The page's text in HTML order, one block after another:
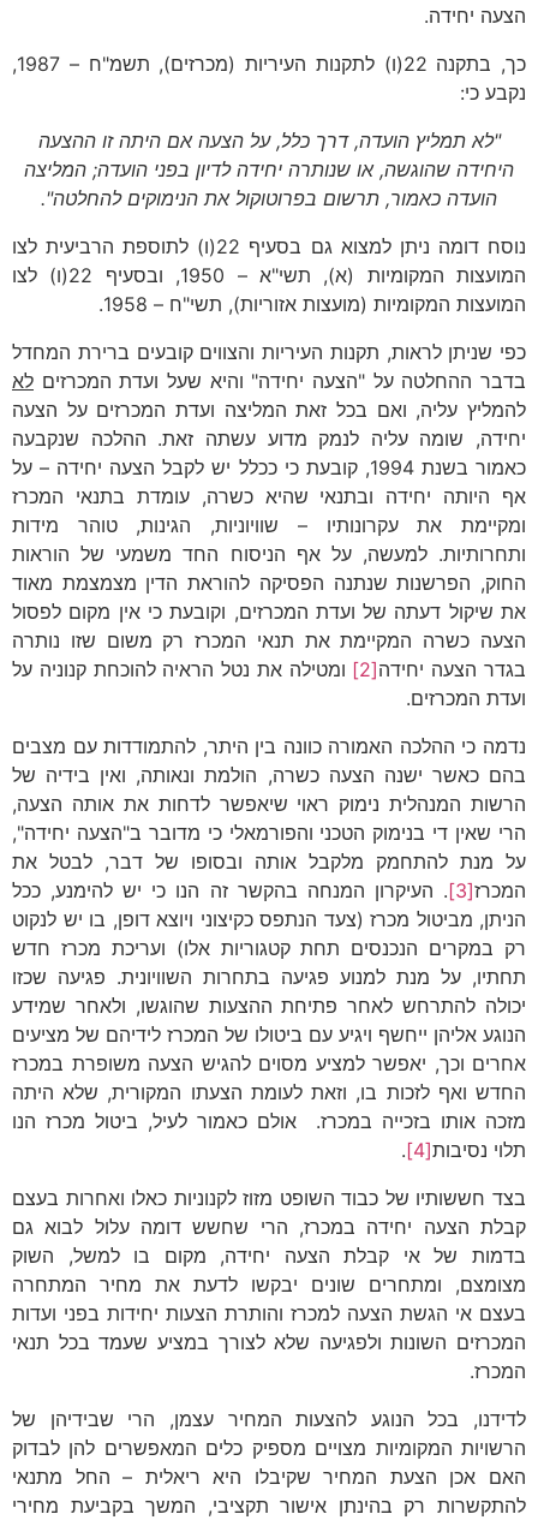
הצעה יחידה.
כך, בתקנה 22(ו) לתקנות העיריות (מכרזים), תשמ"ח – 1987,
נקבע כי:
"לא תמליץ הועדה, דרך כלל, על הצעה אם היתה זו ההצעה
היחידה שהוגשה, או שנותרה יחידה לדיון בפני הועדה; המליצה
הועדה כאמור, תרשום בפרוטוקול את הנימוקים להחלטה".
נוסח דומה ניתן למצוא גם בסעיף 22(ו) לתוספת הרביעית לצו
המועצות המקומיות (א), תשי"א – 1950, ובסעיף 22(ו) לצו
המועצות המקומיות (מועצות אזוריות), תשי"ח – 1958.
כפי שניתן לראות, תקנות העיריות והצווים קובעים ברירת המחדל
בדבר ההחלטה על "הצעה יחידה" והיא שעל ועדת המכרזים לא
להמליץ עליה, ואם בכל זאת המליצה ועדת המכרזים על הצעה
יחידה, שומה עליה לנמק מדוע עשתה זאת. ההלכה שנקבעה
כאמור בשנת 1994, קובעת כי ככלל יש לקבל הצעה יחידה – על
אף היותה יחידה ובתנאי שהיא כשרה, עומדת בתנאי המכרז
ומקיימת את עקרונותיו – שוויוניות, הגינות, טוהר מידות
ותחרותיות. למעשה, על אף הניסוח החד משמעי של הוראות
החוק, הפרשנות שנתנה הפסיקה להוראת הדין מצמצמת מאוד
את שיקול דעתה של ועדת המכרזים, וקובעת כי אין מקום לפסול
הצעה כשרה המקיימת את תנאי המכרז רק משום שזו נותרה
בגדר הצעה יחידה[2]
ומטילה את נטל הראיה להוכחת קנוניה על
ועדת המכרזים.
נדמה כי ההלכה האמורה כוונה בין היתר, להתמודדות עם מצבים
בהם כאשר ישנה הצעה כשרה, הולמת ונאותה, ואין בידיה של
הרשות המנהלית נימוק ראוי שיאפשר לדחות את אותה הצעה,
הרי שאין די בנימוק הטכני והפורמאלי כי מדובר ב"הצעה יחידה",
על מנת להתחמק מלקבל אותה ובסופו של דבר, לבטל את
המכרז[3]
. העיקרון המנחה בהקשר זה הנו כי יש להימנע, ככל
הניתן, מביטול מכרז (צעד הנתפס כקיצוני ויוצא דופן, בו יש לנקוט
רק במקרים הנכנסים תחת קטגוריות אלו) ועריכת מכרז חדש
תחתיו, על מנת למנוע פגיעה בתחרות השוויונית. פגיעה שכזו
יכולה להתרחש לאחר פתיחת ההצעות שהוגשו, ולאחר שמידע
הנוגע אליהן ייחשף ויגיע עם ביטולו של המכרז לידיהם של מציעים
אחרים וכך, יאפשר למציע מסוים להגיש הצעה משופרת במכרז
החדש ואף לזכות בו, וזאת לעומת הצעתו המקורית, שלא היתה
מזכה אותו בזכייה במכרז. אולם כאמור לעיל, ביטול מכרז הנו
תלוי נסיבות[4]
.
בצד חששותיו של כבוד השופט מזוז לקנוניות כאלו ואחרות בעצם
קבלת הצעה יחידה במכרז, הרי שחשש דומה עלול לבוא גם
בדמות של אי קבלת הצעה יחידה, מקום בו למשל, השוק
מצומצם, ומתחרים שונים יבקשו לדעת את מחיר המתחרה
בעצם אי הגשת הצעה למכרז והותרת הצעות יחידות בפני ועדות
המכרזים השונות ולפגיעה שלא לצורך במציע שעמד בכל תנאי
המכרז.
לדידנו, בכל הנוגע להצעות המחיר עצמן, הרי שבידיהן של
הרשויות המקומיות מצויים מספיק כלים המאפשרים להן לבדוק
האם אכן הצעת המחיר שקיבלו היא ריאלית – החל מתנאי
להתקשרות רק בהינתן אישור תקציבי, המשך בקביעת מחירי